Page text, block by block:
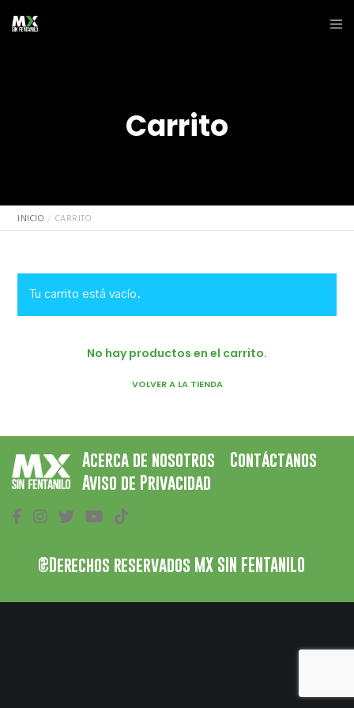
Carrito
INICIO CARRITO
Tu carrito está vacío.
No hay productos en el carrito.
VOLVER A LA TIENDA
Acerca de nosotros
Contáctanos
Aviso de Privacidad
@Derechos reservados MX SIN FENTANILO